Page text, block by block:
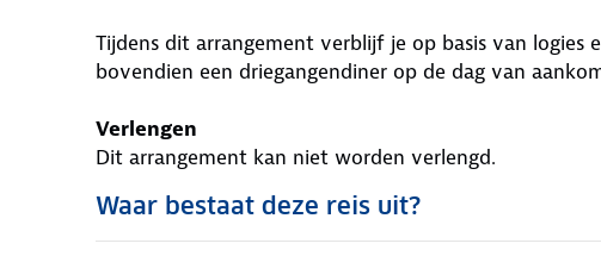
Tijdens dit arrangement verblijf je op basis van
bovendien een driegangendiner op de dag van
Verlengen
Dit arrangement kan niet worden verlengd.
Waar bestaat deze reis uit?